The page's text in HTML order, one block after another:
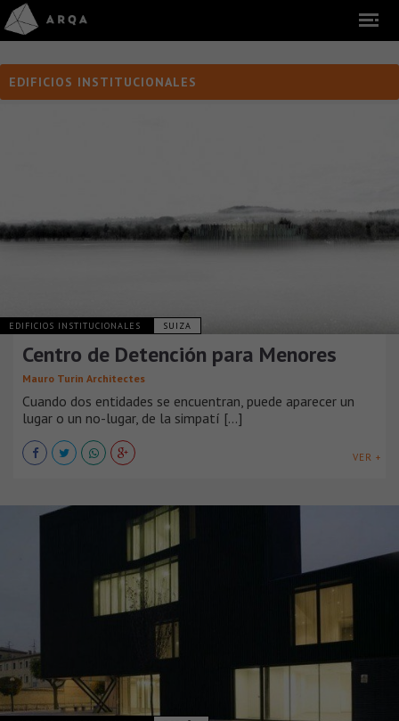
EDIFICIOS INSTITUCIONALES
EDIFICIOS INSTITUCIONALES SUIZA
Centro de Detención para Menores
Mauro Turin Architectes
Cuando dos entidades se encuentran, puede aparecer un
lugar o un no-lugar, de la simpatí [...]
VER +